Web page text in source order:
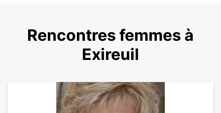
Rencontres femmes à
Exireuil